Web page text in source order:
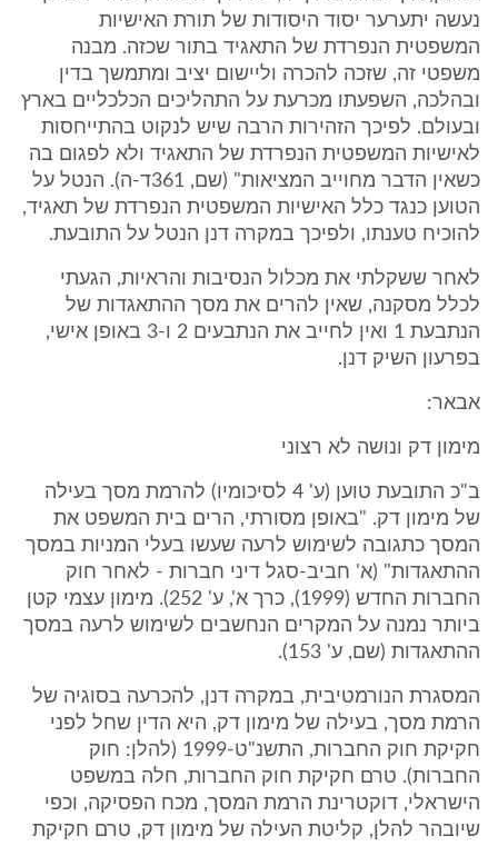
נעשה יתערער יסוד היסודות של תורת האישיות
המשפטית הנפרדת של התאגיד בתור שכזה. מבנה
משפטי זה, שזכה להכרה וליישום יציב ומתמשך בדין
ובהלכה, השפעתו מכרעת על התהליכים הכלכליים בארץ
ובעולם. לפיכך הזהירות הרבה שיש לנקוט בהתייחסות
לאישיות המשפטית הנפרדת של התאגיד ולא לפגום בה
כשאין הדבר מחוייב המציאות" (שם, 361ד-ה). הנטל על
הטוען כנגד כלל האישיות המשפטית הנפרדת של תאגיד,
להוכיח טענתו, ולפיכך במקרה דנן הנטל על התובעת.
לאחר ששקלתי את מכלול הנסיבות והראיות, הגעתי
לכלל מסקנה, שאין להרים את מסך ההתאגדות של
הנתבעת 1 ואין לחייב את הנתבעים 2 ו-3 באופן אישי,
בפרעון השיק דנן.
אבאר:
מימון דק ונושה לא רצוני
ב"כ התובעת טוען (ע' 4 לסיכומיו) להרמת מסך בעילה
של מימון דק. "באופן מסורתי, הרים בית המשפט את
המסך כתגובה לשימוש לרעה שעשו בעלי המניות במסך
ההתאגדות" (א' חביב-סגל דיני חברות - לאחר חוק
החברות החדש (1999), כרך א', ע' 252). מימון עצמי קטן
ביותר נמנה על המקרים הנחשבים לשימוש לרעה במסך
ההתאגדות (שם, ע' 153).
המסגרת הנורמטיבית, במקרה דנן, להכרעה בסוגיה של
הרמת מסך, בעילה של מימון דק, היא הדין שחל לפני
חקיקת חוק החברות, התשנ"ט-1999 (להלן: חוק
החברות). טרם חקיקת חוק החברות, חלה במשפט
הישראלי, דוקטרינת הרמת המסך, מכח הפסיקה, וכפי
שיובהר להלן, קליטת העילה של מימון דק, טרם חקיקת